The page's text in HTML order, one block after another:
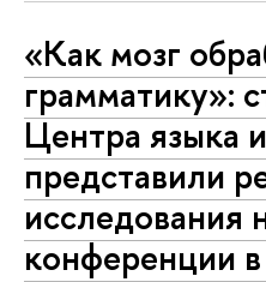
«Как мозг
грамматику»:
Центра языка
представили
исследования
конференции